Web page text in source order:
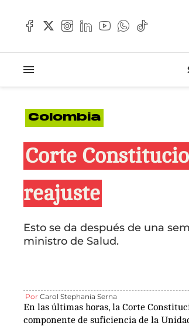
Colombia
Corte
reajuste
Esto se da después de una
ministro de Salud.
Por Carol Stephania Serna
En las últimas horas, la Corte
componente de suficiencia de la